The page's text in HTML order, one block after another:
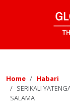
Home
Habari
SERIKALI
SALAMA